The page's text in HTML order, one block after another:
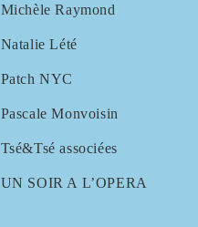
Michèle Raymond
Natalie Lété
Patch NYC
Pascale Monvoisin
Tsé&Tsé associées
UN SOIR A L’OPERA